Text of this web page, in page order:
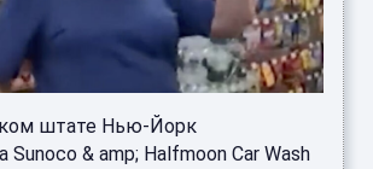
штате Нью-Йорк
Sunoco & amp; Halfmoon Car Wash